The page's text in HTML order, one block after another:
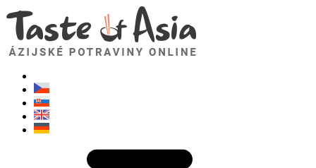
TasteOfAsia.sk
Neváhajte sa opýtať. Som tu pre vás!